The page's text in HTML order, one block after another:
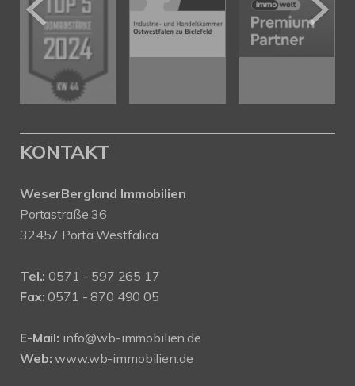
KONTAKT
WeserBergland Immobilien
Portastraße 36
32457 Porta Westfalica
Tel.: 0571 - 597 265 17
Fax: 0571 - 870 490 05
E-Mail: info@wb-immobilien.de
Web: www.wb-immobilien.de